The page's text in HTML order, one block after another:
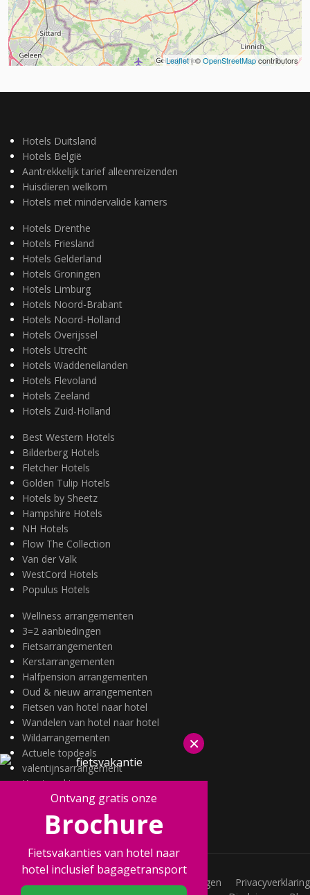
Leaflet| ©OpenStreetMapcontributors
Hotels Duitsland
Hotels België
Aantrekkelijk tarief alleenreizenden
Huisdieren welkom
Hotels met mindervalide kamers
Hotels Drenthe
Hotels Friesland
Hotels Gelderland
Hotels Groningen
Hotels Limburg
Hotels Noord-Brabant
Hotels Noord-Holland
Hotels Overijssel
Hotels Utrecht
Hotels Waddeneilanden
Hotels Flevoland
Hotels Zeeland
Hotels Zuid-Holland
Best Western Hotels
Bilderberg Hotels
Fletcher Hotels
Golden Tulip Hotels
Hotels by Sheetz
Hampshire Hotels
NH Hotels
Flow The Collection
Van der Valk
WestCord Hotels
Populus Hotels
Wellness arrangementen
3=2 aanbiedingen
Fietsarrangementen
Kerstarrangementen
Halfpension arrangementen
Oud & nieuw arrangementen
Fietsen van hotel naar hotel
Wandelen van hotel naar hotel
Wildarrangementen
Actuele topdeals
valentijnsarrangement
Kerstmarkten
Fietsvakanties
Wandelvakanties
Veelgestelde vragen
Privacyverklaring
×
Ontvang gratis onze
Brochure
Fietsvakanties van hotel naar
hotel inclusief bagagetransport